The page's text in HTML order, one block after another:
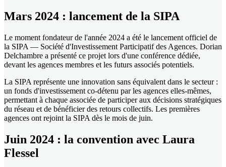
Mars 2024 : lancement de la SIPA
Le moment fondateur de l'année 2024 a été le lancement officiel de
la SIPA — Société d'Investissement Participatif des Agences. Dorian
Delchambre a présenté ce projet lors d'une conférence dédiée,
devant les agences membres et les futurs associés potentiels.
La SIPA représente une innovation sans équivalent dans le secteur :
un fonds d'investissement co-détenu par les agences elles-mêmes,
permettant à chaque associée de participer aux décisions stratégiques
du réseau et de bénéficier des retours collectifs. Les premières
agences ont rejoint la SIPA dès le mois de juin.
Juin 2024 : la convention avec Laura
Flessel